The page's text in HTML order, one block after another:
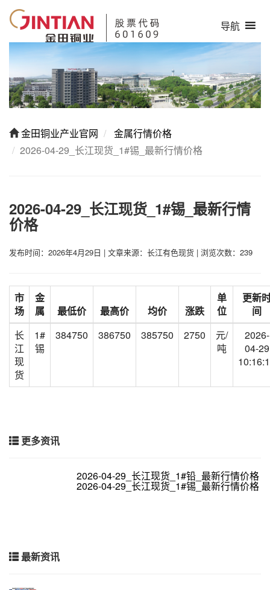
导航
金田铜业产业官网
金属行情价格
2026-04-29_长江现货_1#锡_最新行情价格
2026-04-29_长江现货_1#锡_最新行情
价格
发布时间：2026年4月29日 | 文章来源：长江有色现货 | 浏览次数：239
市
场
金
属
最低价 最高价 均价 涨跌
单
位
更新
间
长
江
现
货
1#
锡
384750 386750 385750 2750
元/
吨
2026-
04-29
更多资讯
2026-04-29_长江现货_1#铅_最新行情价格
2026-04-29_长江现货_1#锡_最新行情价格
最新资讯